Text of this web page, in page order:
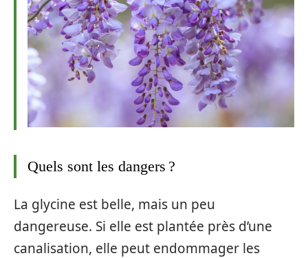
Quels sont les dangers ?
La glycine est belle, mais un peu
dangereuse. Si elle est plantée près d’une
canalisation, elle peut endommager les